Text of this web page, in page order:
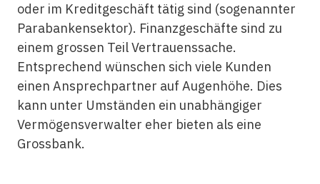
oder im Kreditgeschäft tätig sind (sogenannter
Parabankensektor). Finanzgeschäfte sind zu
einem grossen Teil Vertrauenssache.
Entsprechend wünschen sich viele Kunden
einen Ansprechpartner auf Augenhöhe. Dies
kann unter Umständen ein unabhängiger
Vermögensverwalter eher bieten als eine
Grossbank.